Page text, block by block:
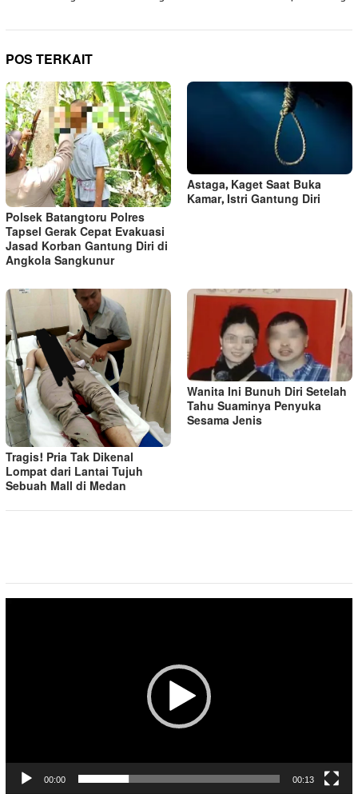
POS TERKAIT
Polsek Batangtoru Polres
Tapsel Gerak Cepat Evakuasi
Jasad Korban Gantung Diri di
Angkola Sangkunur
Astaga, Kaget Saat Buka
Kamar, Istri Gantung Diri
Tragis! Pria Tak Dikenal
Lompat dari Lantai Tujuh
Sebuah Mall di Medan
Wanita Ini Bunuh Diri Setelah
Tahu Suaminya Penyuka
Sesama Jenis
00:00 00:13